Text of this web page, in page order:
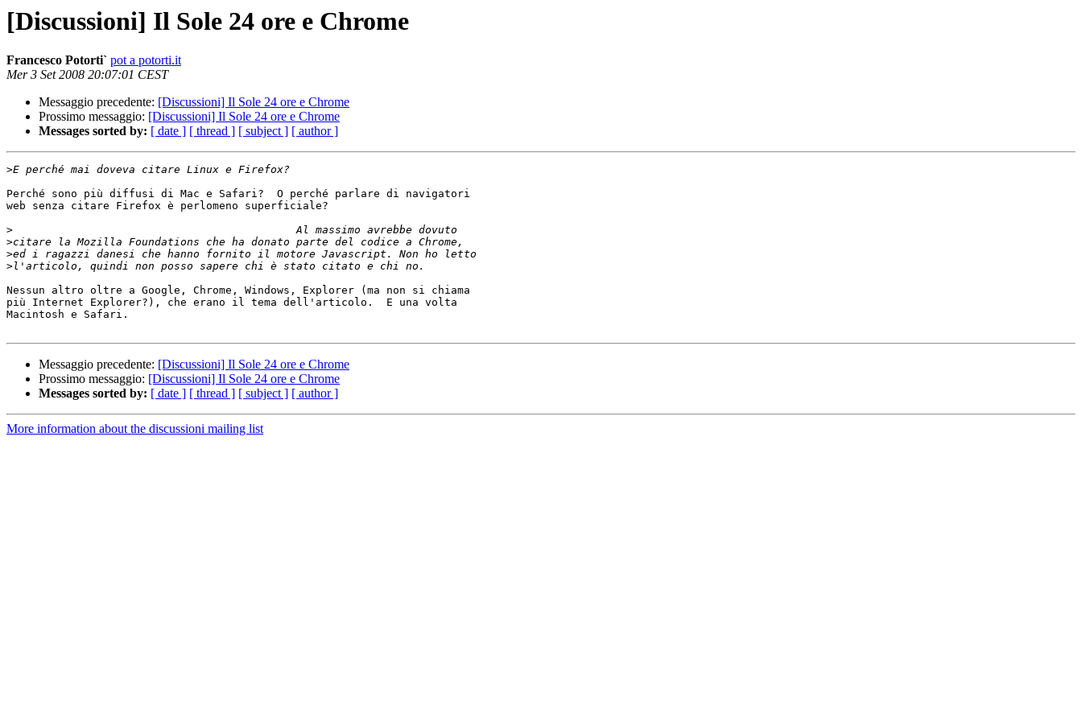
[Discussioni] Il Sole 24 ore e Chrome
Francesco Potorti` pot a potorti.it
Mer 3 Set 2008 20:07:01 CEST
Messaggio precedente: [Discussioni] Il Sole 24 ore e Chrome
Prossimo messaggio: [Discussioni] Il Sole 24 ore e Chrome
Messages sorted by: [ date ] [ thread ] [ subject ] [ author ]
>
Perché sono più diffusi di Mac e Safari?  O perché parlare di navigatori
web senza citare Firefox è perlomeno superficiale?
>
>
>
>
Nessun altro oltre a Google, Chrome, Windows, Explorer (ma non si chiama
più Internet Explorer?), che erano il tema dell'articolo.  E una volta
Macintosh e Safari.
Messaggio precedente: [Discussioni] Il Sole 24 ore e Chrome
Prossimo messaggio: [Discussioni] Il Sole 24 ore e Chrome
Messages sorted by: [ date ] [ thread ] [ subject ] [ author ]
More information about the discussioni mailing list